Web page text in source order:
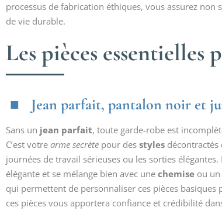
processus de fabrication éthiques, vous assurez
de vie durable.
Les pièces essentielles
Jean parfait, pantalon noir et
Sans un jean parfait, toute garde-robe est
C’est votre arme secrète pour des styles décontractés
journées de travail sérieuses ou les sorties élégantes.
élégante et se mélange bien avec une chemise ou un
qui permettent de personnaliser ces pièces
ces pièces vous apportera confiance et crédibilité